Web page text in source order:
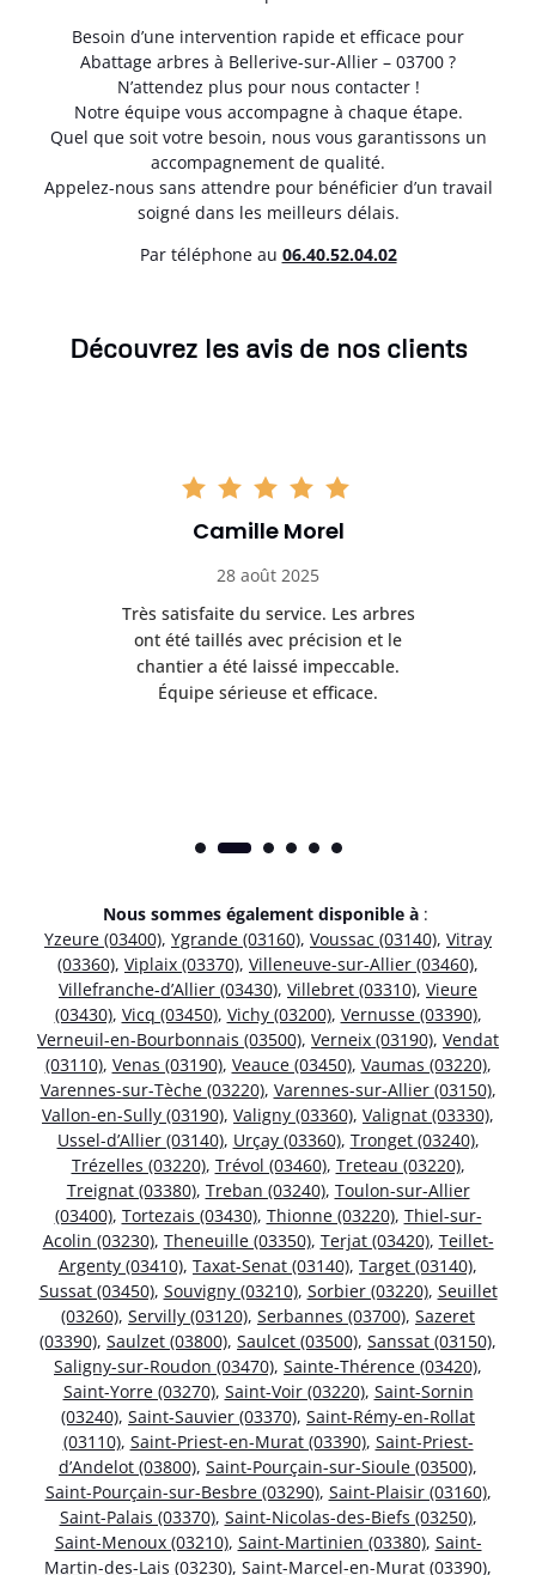
Besoin d’une intervention rapide et efficace pour
Abattage arbres à Bellerive-sur-Allier – 03700 ?
N’attendez plus pour nous contacter !
Notre équipe vous accompagne à chaque étape.
Quel que soit votre besoin, nous vous garantissons un
accompagnement de qualité.
Appelez-nous sans attendre pour bénéficier d’un travail
soigné dans les meilleurs délais.
Par téléphone au 06.40.52.04.02
Découvrez les avis de nos clients
Camille Morel
28 août 2025
Très satisfaite du service. Les arbres
ont été taillés avec précision et le
chantier a été laissé impeccable.
Équipe sérieuse et efficace.
Nous sommes également disponible à :
Yzeure (03400), Ygrande (03160), Voussac (03140), Vitray
(03360), Viplaix (03370), Villeneuve-sur-Allier (03460),
Villefranche-d’Allier (03430), Villebret (03310), Vieure
(03430), Vicq (03450), Vichy (03200), Vernusse (03390),
Verneuil-en-Bourbonnais (03500), Verneix (03190), Vendat
(03110), Venas (03190), Veauce (03450), Vaumas (03220),
Varennes-sur-Tèche (03220), Varennes-sur-Allier (03150),
Vallon-en-Sully (03190), Valigny (03360), Valignat (03330),
Ussel-d’Allier (03140), Urçay (03360), Tronget (03240),
Trézelles (03220), Trévol (03460), Treteau (03220),
Treignat (03380), Treban (03240), Toulon-sur-Allier
(03400), Tortezais (03430), Thionne (03220), Thiel-sur-
Acolin (03230), Theneuille (03350), Terjat (03420), Teillet-
Argenty (03410), Taxat-Senat (03140), Target (03140),
Sussat (03450), Souvigny (03210), Sorbier (03220), Seuillet
(03260), Servilly (03120), Serbannes (03700), Sazeret
(03390), Saulzet (03800), Saulcet (03500), Sanssat (03150),
Saligny-sur-Roudon (03470), Sainte-Thérence (03420),
Saint-Yorre (03270), Saint-Voir (03220), Saint-Sornin
(03240), Saint-Sauvier (03370), Saint-Rémy-en-Rollat
(03110), Saint-Priest-en-Murat (03390), Saint-Priest-
d’Andelot (03800), Saint-Pourçain-sur-Sioule (03500),
Saint-Pourçain-sur-Besbre (03290), Saint-Plaisir (03160),
Saint-Palais (03370), Saint-Nicolas-des-Biefs (03250),
Saint-Menoux (03210), Saint-Martinien (03380), Saint-
Martin-des-Lais (03230), Saint-Marcel-en-Murat (03390),